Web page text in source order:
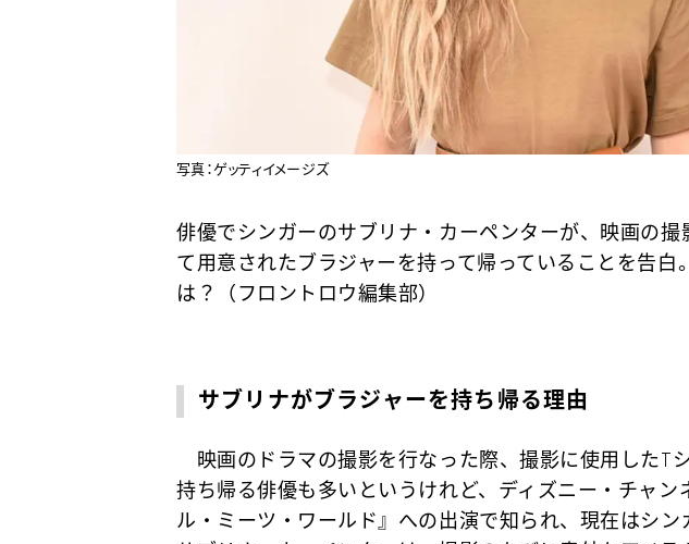
写真：ゲッティイメージズ
俳優でシンガーのサブリナ・カーペンターが、映画の撮
て用意されたブラジャーを持って帰っていることを告白
は？（フロントロウ編集部）
サブリナがブラジャーを持ち帰る理由
映画のドラマの撮影を行なった際、撮影に使用したT
持ち帰る俳優も多いというけれど、ディズニー・チャン
ル・ミーツ・ワールド』への出演で知られ、現在はシン